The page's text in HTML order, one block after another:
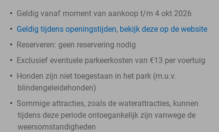
Geldig vanaf moment van aankoop t/m 4 okt 2026
Geldig tijdens openingstijden, bekijk deze op de website
Reserveren: geen reservering nodig
Exclusief eventuele parkeerkosten van €13 per voertuig
Honden zijn niet toegestaan in het park (m.u.v.
blindengeleidehonden)
Sommige attracties, zoals de waterattracties, kunnen
tijdens deze periode ontoegankelijk zijn vanwege de
weersomstandigheden